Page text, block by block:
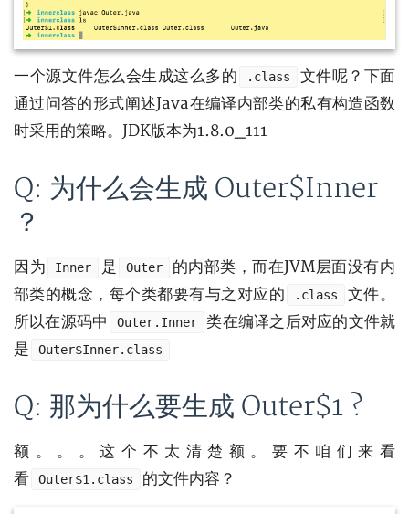
一个源文件怎么会生成这么多的 .class
文件呢？下面
通过问答的形式阐述Java在编译内部类的私有构造函数
时采用的策略。JDK版本为1.8.0_111
Q: 为什么会生成 Outer$Inner
？
因为 Inner 是 Outer
的内部类，而在JVM层面没有内
部类的概念，每个类都要有与之对应的
.class
文件。
所以在源码中
Outer.Inner
类在编译之后对应的文件就
是
Outer$Inner.class
Q: 那为什么要生成 Outer$1 ?
额。。。这个不太清楚额。要不咱们来看
看
Outer$1.class 的文件内容？